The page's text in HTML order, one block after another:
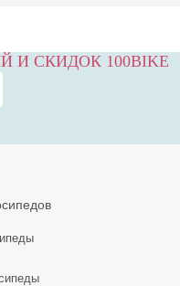
И СКИДОК 100BIKE